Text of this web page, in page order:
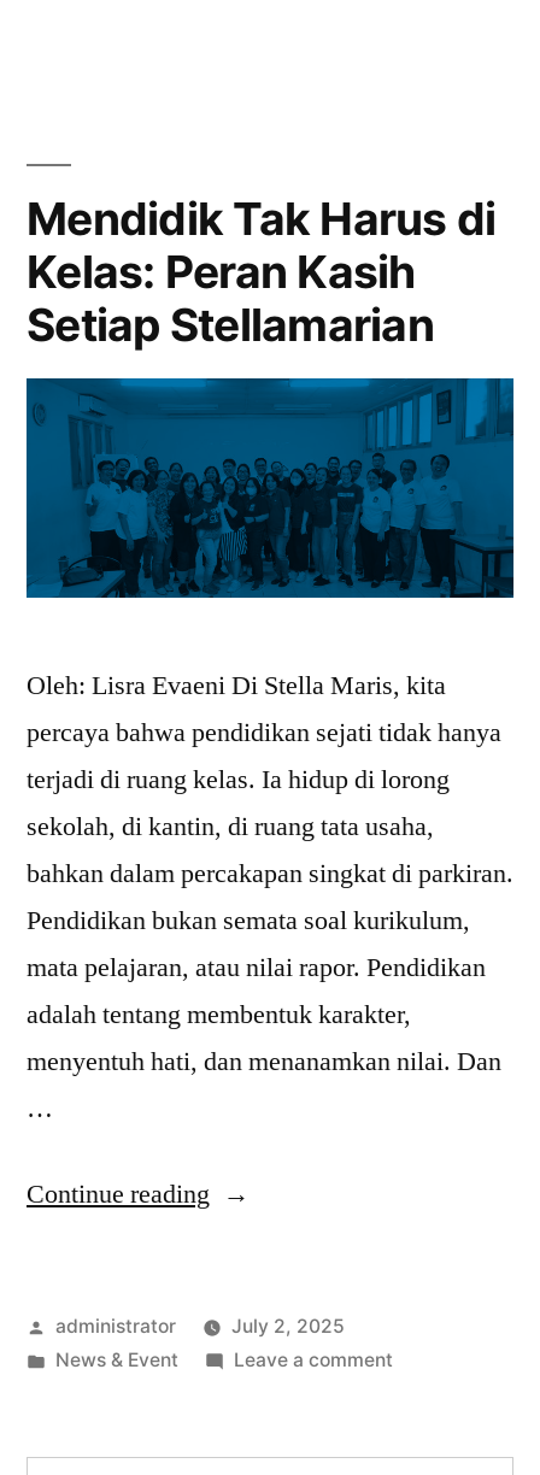
Mendidik Tak Harus di
Kelas: Peran Kasih
Setiap Stellamarian
Oleh: Lisra Evaeni Di Stella Maris, kita
percaya bahwa pendidikan sejati tidak hanya
terjadi di ruang kelas. Ia hidup di lorong
sekolah, di kantin, di ruang tata usaha,
bahkan dalam percakapan singkat di parkiran.
Pendidikan bukan semata soal kurikulum,
mata pelajaran, atau nilai rapor. Pendidikan
adalah tentang membentuk karakter,
menyentuh hati, dan menanamkan nilai. Dan
…
Continue reading
administrator
July 2, 2025
News & Event
Leave a comment